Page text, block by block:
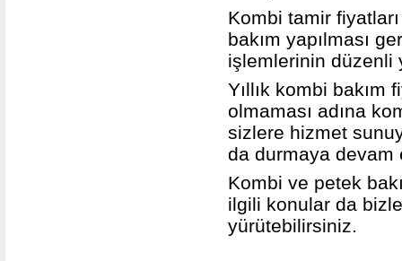
Kombi tamir fiyatları
bakım yapılması
işlemlerinin düzenli
Yıllık kombi bakım
olmaması adına
sizlere hizmet
da durmaya devam
Kombi ve petek
ilgili konular da
yürütebilirsiniz.